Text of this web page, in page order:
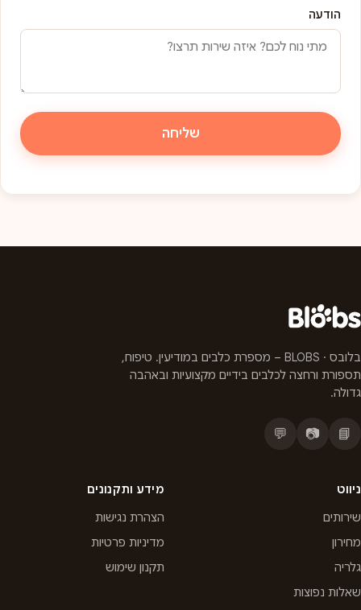
הודעה
שליחה
בלובס · BLOBS – מספרת כלבים במודיעין. טיפוח,
תספורת ורחצה לכלבים בידיים מקצועיות ובאהבה
גדולה.
📘
📷
💬
ניווט
שירותים
מחירון
גלריה
שאלות נפוצות
מידע ותקנונים
הצהרת נגישות
מדיניות פרטיות
תקנון שימוש